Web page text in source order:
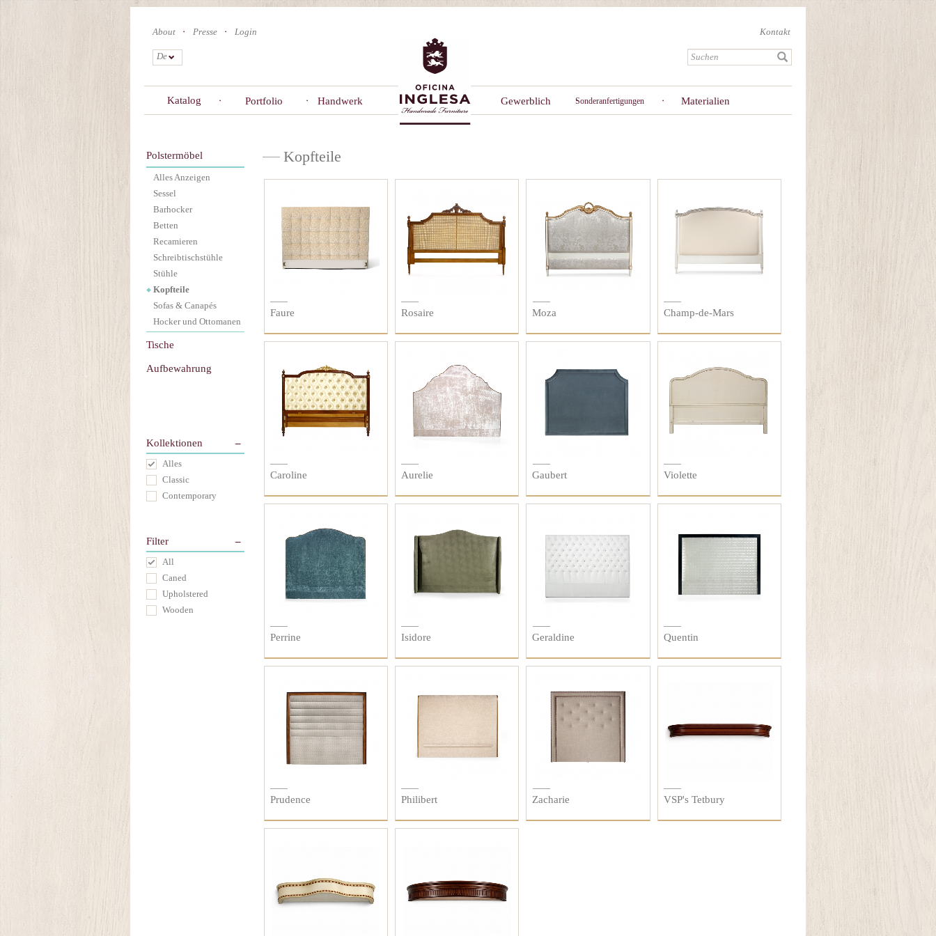
About Presse Login Kontakt
De
Katalog Portfolio Handwerk Gewerblich Sonderanfertigungen Materialien
Polstermöbel
Alles Anzeigen
Sessel
Barhocker
Betten
Recamieren
Schreibtischstühle
Stühle
Kopfteile
Sofas & Canapés
Hocker und Ottomanen
Tische
Aufbewahrung
Kollektionen
Alles
Classic
Contemporary
Filter
All
Caned
Upholstered
Wooden
Kopfteile
Faure Rosaire Moza Champ-de-Mars
Caroline Aurelie Gaubert Violette
Perrine Isidore Geraldine Quentin
Prudence Philibert Zacharie VSP's Tetbury